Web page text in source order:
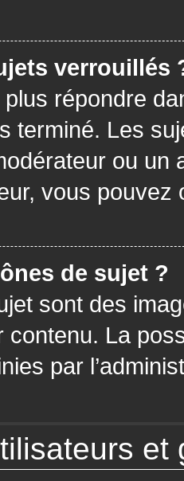
verrouillés
répondre
terminé. Les
ou un
vous
de sujet ?
sont des
contenu. La
par
et